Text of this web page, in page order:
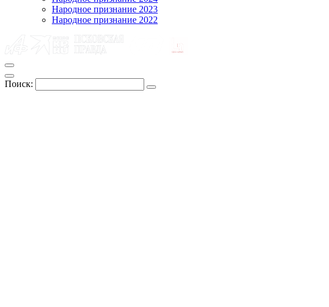
Народное признание 2023
Народное признание 2022
Поиск: